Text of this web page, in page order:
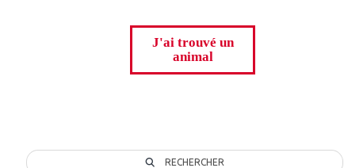
J'ai trouvé un
animal
RECHERCHER